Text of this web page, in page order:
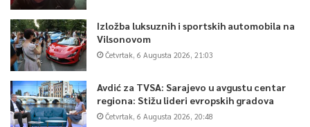
Izložba luksuznih i sportskih automobila na
Vilsonovom
Četvrtak, 6 Augusta 2026, 21:03
Avdić za TVSA: Sarajevo u avgustu centar
regiona: Stižu lideri evropskih gradova
Četvrtak, 6 Augusta 2026, 20:48